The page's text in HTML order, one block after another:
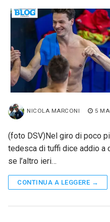
NICOLA MARCONI 5
(foto DSV)Nel giro di poco
tedesca di tuffi dice addio a
se l’altro ieri…
CONTINUA A LEGGERE →